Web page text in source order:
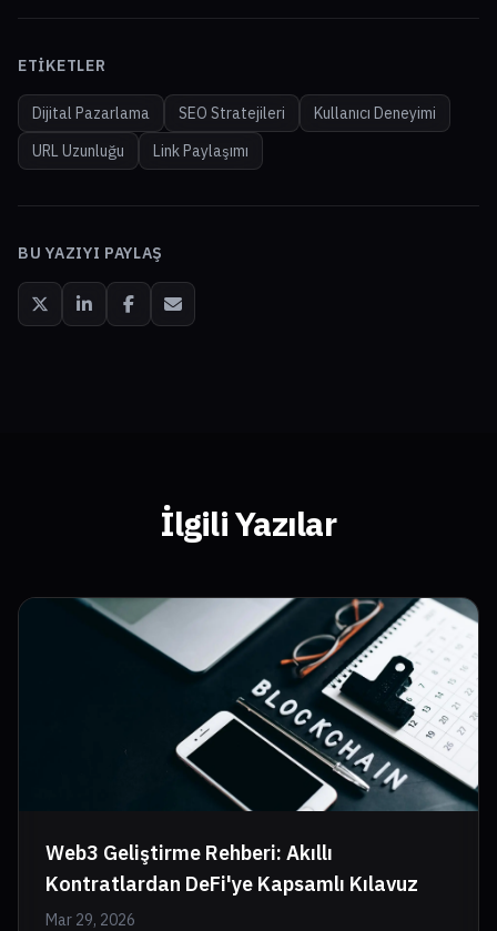
ETIKETLER
Dijital Pazarlama SEO Stratejileri
Kullanıcı Deneyimi
URL Uzunluğu
Link Paylaşımı
BU YAZIYI PAYLAŞ
İlgili Yazılar
Web3 Geliştirme Rehberi: Akıllı
Kontratlardan DeFi'ye Kapsamlı Kılavuz
Mar 29, 2026